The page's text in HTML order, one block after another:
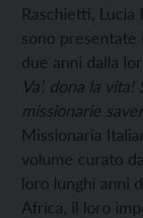
Raschietti,
sono presentate
due anni dalla
Va’, dona la
missionarie
Missionaria
volume curato
loro lunghi anni
Africa, il loro